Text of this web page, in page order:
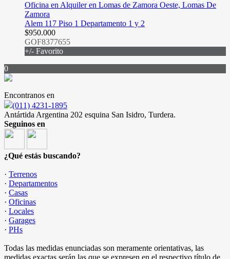
Oficina en Alquiler en Lomas de Zamora Oeste, Lomas De
Zamora
Alem 117 Piso 1 Departamento 1 y 2
$950.000
GOF8377655
+/- Favorito
0
Encontranos en
(011) 4231-1895
Antártida Argentina 202 esquina San Isidro, Turdera.
Seguinos en
¿Qué estás buscando?
· Terrenos
· Departamentos
· Casas
· Oficinas
· Locales
· Garages
· PHs
Todas las medidas enunciadas son meramente orientativas, las